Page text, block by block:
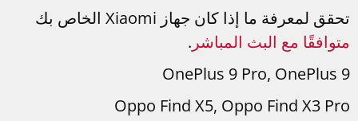
تحقق لمعرفة ما إذا كان جهاز Xiaomi الخاص بك
متوافقًا مع البث المباشر.
OnePlus 9 Pro, OnePlus 9
Oppo Find X5, Oppo Find X3 Pro